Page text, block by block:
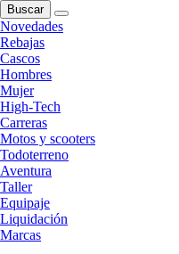
Buscar
Novedades
Rebajas
Cascos
Hombres
Mujer
High-Tech
Carreras
Motos y scooters
Todoterreno
Aventura
Taller
Equipaje
Liquidación
Marcas